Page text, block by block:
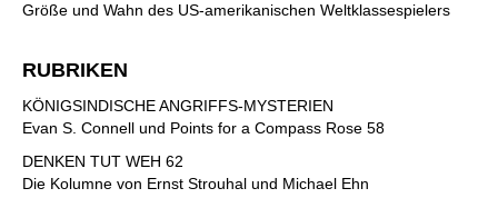
Größe und Wahn des US-amerikanischen Weltklassespielers
RUBRIKEN
KÖNIGSINDISCHE ANGRIFFS-MYSTERIEN
Evan S. Connell und Points for a Compass Rose 58
DENKEN TUT WEH 62
Die Kolumne von Ernst Strouhal und Michael Ehn